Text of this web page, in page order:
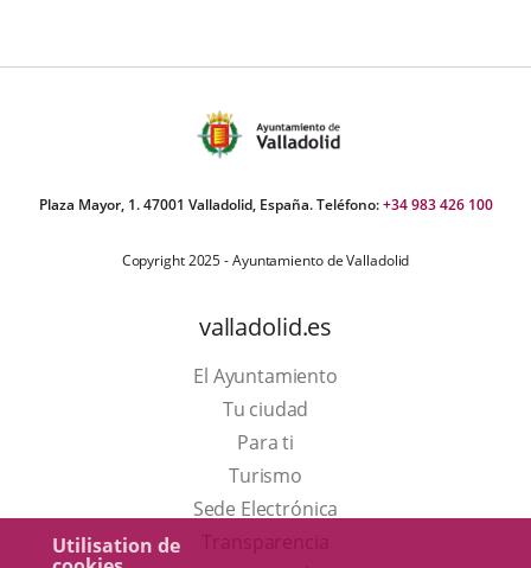
Utilisation de
Plaza Mayor, 1. 47001 Valladolid, España. Teléfono:+34 983 426 100
Copyright 2025 - Ayuntamiento de Valladolid
valladolid.es
El Ayuntamiento
Tu ciudad
Para ti
TurismoEste
enlace
Sede Electrónica